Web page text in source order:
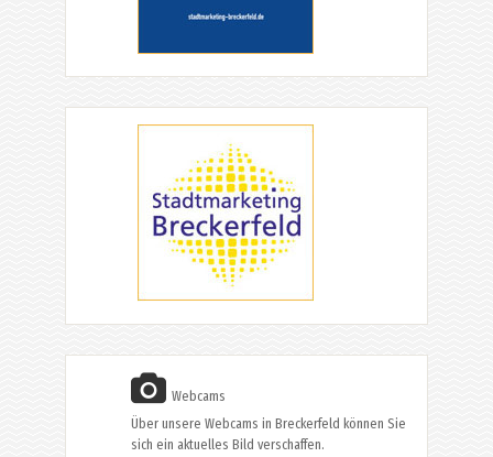
Webcams
Über unsere Webcams in Breckerfeld können Sie
sich ein aktuelles Bild verschaffen.